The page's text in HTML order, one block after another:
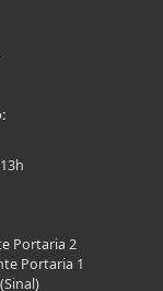
Portaria 2
Portaria 1